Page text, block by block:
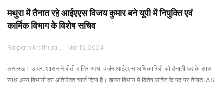
मथुरा में तैनात रहे आईएएस विजय कुमार बने यूपी में नियुक्ति एवं
कार्मिक विभाग के विशेष सचिव
Rajpath Mathura Mar 16, 2024
लखनऊ। उ.प्र. शासन ने बीती रात्रि आधा दर्जन आईएएस अधिकारियों को तैनाती पद के साथ
साथ अन्य विभागों का अतिरिक्त चार्ज दिया है। खनन विभाग में विशेष सचिव के पद पर तैनात IAS